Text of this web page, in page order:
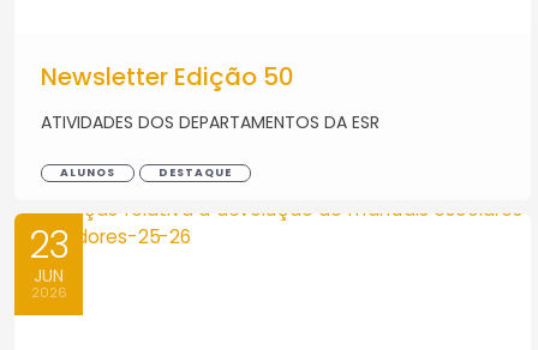
Newsletter Edição 50
ATIVIDADES DOS DEPARTAMENTOS DA ESR
ALUNOS DESTAQUE
23
JUN
2026